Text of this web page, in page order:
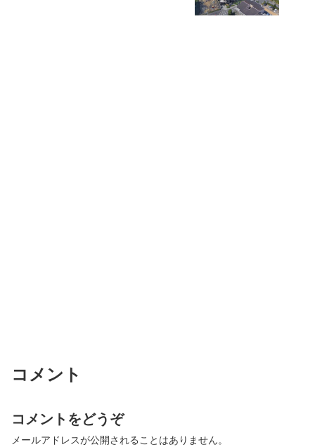
コメント
コメントをどうぞ
メールアドレスが公開されることはありません。